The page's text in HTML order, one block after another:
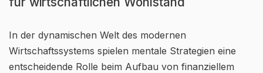
In der dynamischen Welt des modernen
Wirtschaftssystems spielen mentale Strategien eine
entscheidende Rolle beim Aufbau von finanziellem